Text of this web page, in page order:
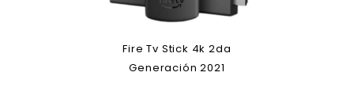
Fire Tv Stick 4k 2da
Generación 2021